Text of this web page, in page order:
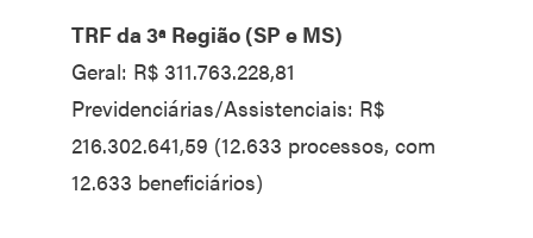
TRF da 3ª Região (SP e MS)
Geral: R$ 311.763.228,81
Previdenciárias/Assistenciais: R$
216.302.641,59 (12.633 processos, com
12.633 beneficiários)